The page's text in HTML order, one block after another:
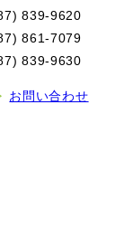
839-9620
861-7079
839-9630
お問い合わせ